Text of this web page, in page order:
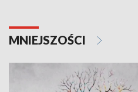
MNIEJSZOŚCI